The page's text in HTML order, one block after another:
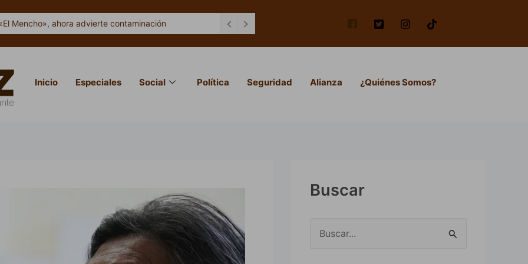
es responsabilidad federal: SEJ
Inicio Especiales Social Política Seguridad Alianza ¿Quiénes Somos?
Buscar